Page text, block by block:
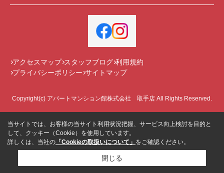
アクセスマップ スタッフブログ 利用規約
プライバシーポリシー サイトマップ
Copyright(c) アパートマンション館株式会社 取手店 All Rights Reserved.
当サイトでは、お客様の当サイト利用状況把握、サービス向上検討を目的と
して、クッキー（Cookie）を使用しています。
詳しくは、当社の 「Cookieの取扱いについて」 をご確認ください。
閉じる